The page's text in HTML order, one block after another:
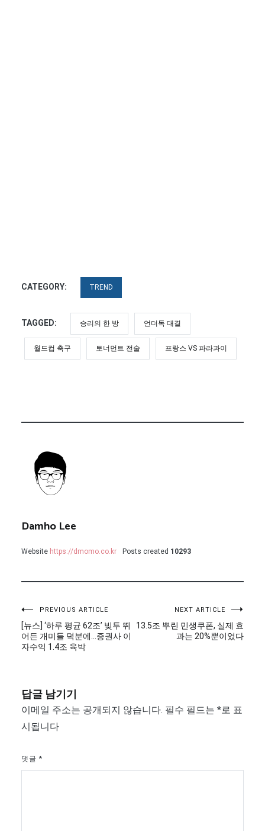
CATEGORY: TREND
TAGGED: 승리의 한 방 언더독 대결
월드컵 축구 토너먼트 전술 프랑스 VS 파라과이
Damho Lee
Website https://dmomo.co.kr Posts created 10293
글
탐
색
PREVIOUS ARTICLE
[뉴스] ‘하루 평균 62조’ 빚투 뛰
어든 개미들 덕분에…증권사 이
자수익 1.4조 육박
NEXT ARTICLE
13.5조 뿌린 민생쿠폰, 실제 효
과는 20%뿐이었다
답글 남기기
이메일 주소는 공개되지 않습니다. 필수 필드는 *로 표
시됩니다
댓글 *